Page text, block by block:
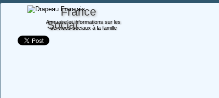
France
Social
Annuaire et informations sur les
services sociaux à la famille